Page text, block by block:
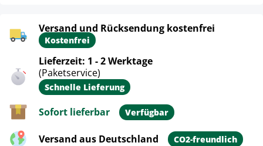
Versand und Rücksendung kostenfrei
Kostenfrei
Lieferzeit: 1 - 2 Werktage
(Paketservice)
Schnelle Lieferung
Sofort lieferbar Verfügbar
Versand aus Deutschland CO2-freundlich